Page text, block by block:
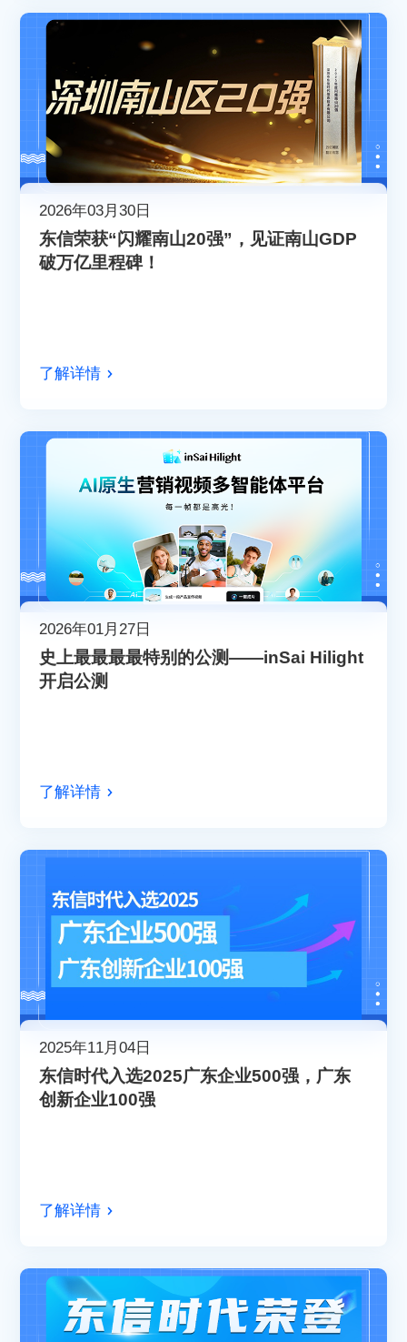
2026年03月30日
东信荣获“闪耀南山20强”，见证南山GDP
破万亿里程碑！
了解详情
2026年01月27日
史上最最最最特别的公测——inSai Hilight
开启公测
了解详情
2025年11月04日
东信时代入选2025广东企业500强，广东
创新企业100强
了解详情